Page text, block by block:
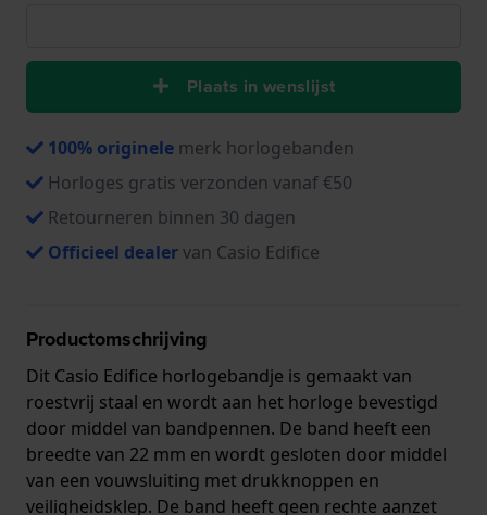
Plaats in wenslijst
100% originele merk horlogebanden
Horloges gratis verzonden vanaf €50
Retourneren binnen 30 dagen
Officieel dealervan Casio Edifice
Productomschrijving
Dit Casio Edifice horlogebandje is gemaakt van
roestvrij staal en wordt aan het horloge bevestigd
door middel van bandpennen. De band heeft een
breedte van 22 mm en wordt gesloten door middel
van een vouwsluiting met drukknoppen en
veiligheidsklep. De band heeft geen rechte aanzet